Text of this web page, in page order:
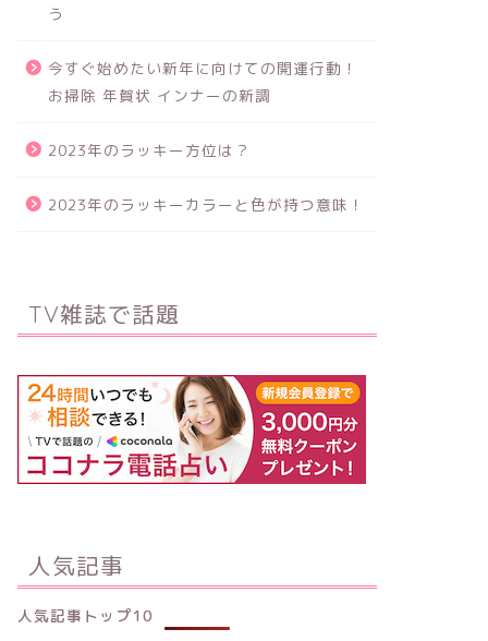
う
今すぐ始めたい新年に向けての開運行動！
お掃除 年賀状 インナーの新調
2023年のラッキー方位は？
2023年のラッキーカラーと色が持つ意味！
TV雑誌で話題
人気記事
人気記事トップ10